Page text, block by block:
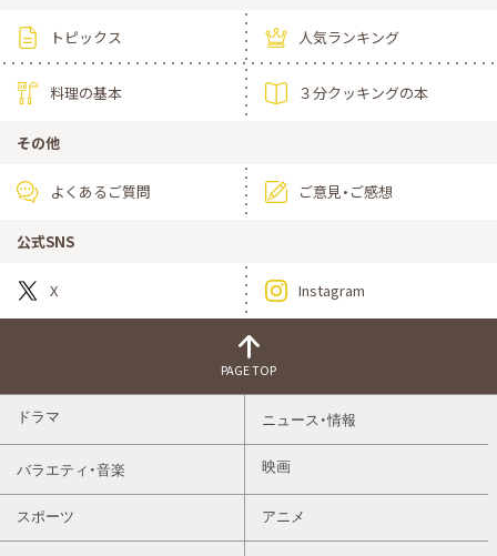
トピックス 人気ランキング
料理の基本 ３分クッキングの本
その他
よくあるご質問 ご意見・ご感想
公式SNS
X Instagram
PAGE TOP
ドラマ ニュース・情報
バラエティ・音楽 映画
スポーツ アニメ